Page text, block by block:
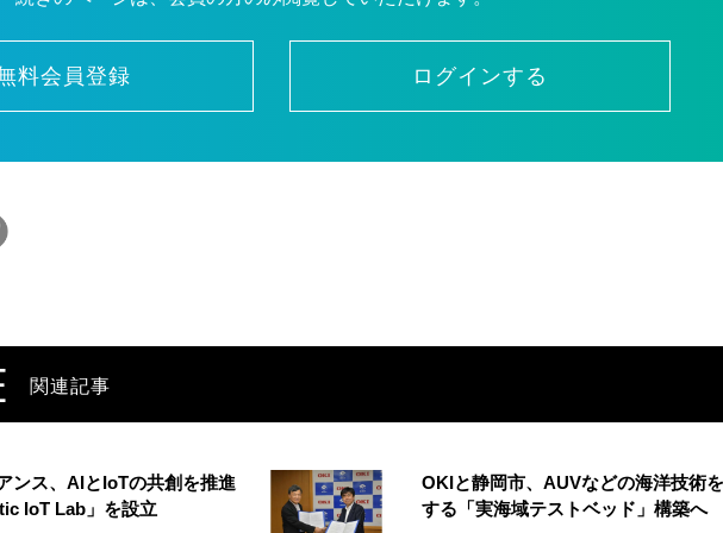
料会員登録 ログインする
関連記事
ンス、AIとIoTの共創を推進
IoT Lab」を設立
OKIと静岡市、AUVなどの海洋技術
する「実海域テストベッド」構築へ